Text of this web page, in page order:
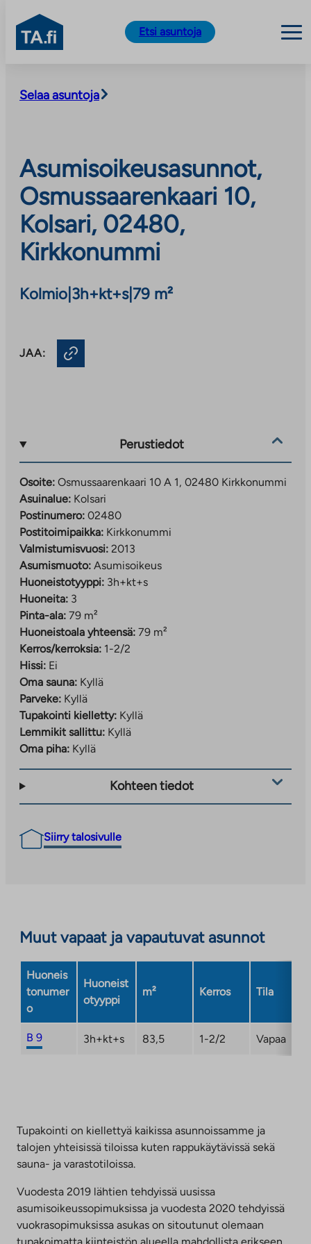
sisältöön
TA.fi
Etsi asuntoja
Selaa asuntoja
Asumisoikeusasunnot,
Osmussaarenkaari 10,
Kolsari, 02480,
Kirkkonummi
Kolmio 3h+kt+s| 79 m²
JAA:
Perustiedot
Osoite: Osmussaarenkaari 10 A 1, 02480 Kirkkonummi
Asuinalue: Kolsari
Postinumero: 02480
Postitoimipaikka: Kirkkonummi
Valmistumisvuosi: 2013
Asumismuoto: Asumisoikeus
Huoneistotyyppi: 3h+kt+s
Huoneita: 3
Pinta-ala: 79 m²
Huoneistoala yhteensä: 79 m²
Kerros/kerroksia: 1-2/2
Hissi: Ei
Oma sauna: Kyllä
Parveke: Kyllä
Tupakointi kielletty: Kyllä
Lemmikit sallittu: Kyllä
Oma piha: Kyllä
Kohteen tiedot
Siirry talosivulle
Muut vapaat ja vapautuvat asunnot
Huoneis
tonumer
o
Huoneist
otyyppi
m² Kerros Tila
B 9 3h+kt+s 83,5 1-2/2 Vapaa
Tupakointi on kiellettyä kaikissa asunnoissamme ja
talojen yhteisissä tiloissa kuten rappukäytävissä sekä
sauna- ja varastotiloissa.
Vuodesta 2019 lähtien tehdyissä uusissa
asumisoikeussopimuksissa ja vuodesta 2020 tehdyissä
vuokrasopimuksissa asukas on sitoutunut olemaan
tupakoimatta kiinteistön alueella mahdollista erikseen